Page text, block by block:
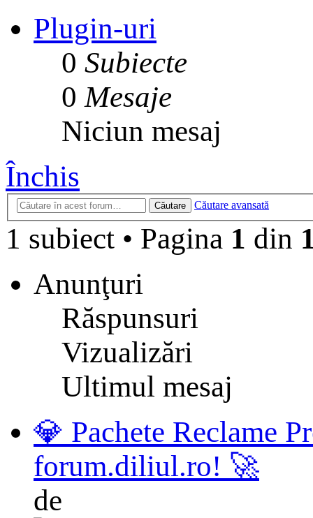
Plugin-uri
0 Subiecte
0 Mesaje
Niciun mesaj
Închis
Căutare Căutare avansată
1 subiect • Pagina 1 din
Anunţuri
Răspunsuri
Vizualizări
Ultimul mesaj
💎 Pachete Reclame
forum.diliul.ro! 🚀
de